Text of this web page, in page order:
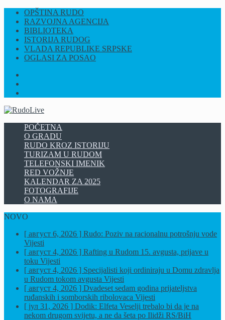
OPŠTINA RUDO
RAZVOJNA AGENCIJA
BIBLIOTEKA
ISTORIJA RUDOG
VLADA REPUBLIKE SRPSKE
OGLASI ZA POSAO
POČETNA
O GRADU
RUDO KROZ ISTORIJU
TURIZAM U RUDOM
TELEFONSKI IMENIK
RED VOŽNJE
KALENDAR ZA 2025
FOTOGRAFIJE
O NAMA
NOVO
[ август 6, 2026 ] Rudo: Poziv na racionalnu potrošnju vode
Vijesti
[ август 4, 2026 ] Rafting u Rudom 15. avgusta, prijave u
toku Vijesti
[ август 4, 2026 ] Specijalisti koji ordiniraju u Domu zdravlja
u Rudom tokom avgusta Vijesti
[ август 4, 2026 ] Dvadeset sedam godina prijateljstva
ruđanskih i somborskih ribolovaca Vijesti
[ јул 31, 2026 ] Dodik: Elfeta Veselji trebalo bi da je na
nekom drugom svijetu, a ne da šeta po Ilidži RS/BiH